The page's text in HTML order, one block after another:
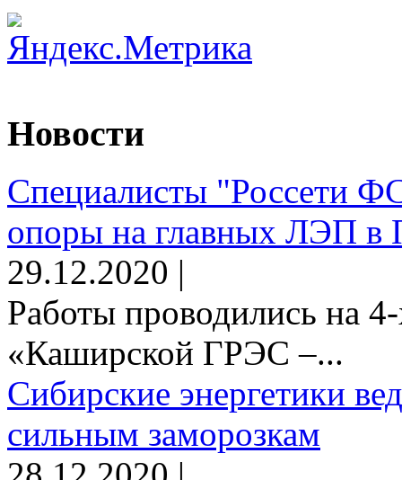
Новости
Специалисты "Россети
опоры на главных ЛЭП в
29.12.2020 |
Работы проводились на
«Каширской ГРЭС –...
Сибирские энергетики
сильным заморозкам